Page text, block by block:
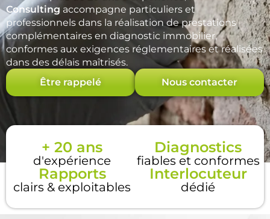
Consulting accompagne particuliers et
professionnels dans la réalisation de prestations
complémentaires en diagnostic immobilier,
conformes aux exigences réglementaires et réalisées
dans des délais maîtrisés.
Être rappelé Nous contacter
+ 20 ans
d'expérience
Diagnostics
fiables et conformes
Rapports
clairs & exploitables
Interlocuteur
dédié